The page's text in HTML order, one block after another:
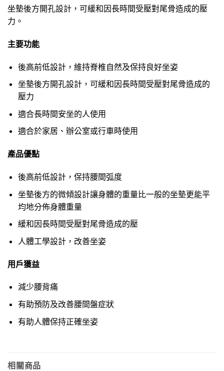
坐墊後方開孔設計，可緩和因長時間受壓對尾骨造成的壓
力。
主要功能
後高前低設計，維持脊椎自然及保持良好坐姿
坐墊後方開孔設計，可緩和因長時間受壓對尾骨造成的
壓力
適合長時間安坐的人使用
適合於家居、辦公室或行車時使用
產品優點
後高前低設計，保持腰間弧度
坐墊後方的微傾設計讓身體的重量比一般的坐墊更能平
均地分佈身體重量
緩和因長時間受壓對尾骨造成的壓
人體工學設計，改善坐姿
用戶獲益
減少腰背痛
有助預防及改善腰間盤症狀
有助人體保持正確坐姿
相關商品